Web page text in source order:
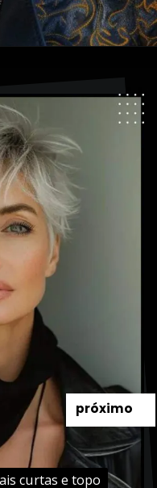
curtas e topo
curtas e topo
próximo